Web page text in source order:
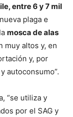
entre 6 y 7 mil
plaga e
mosca de alas
muy altos y, en
y, por
autoconsumo”.
“se utiliza y
por el SAG y